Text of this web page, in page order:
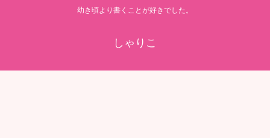
幼き頃より書くことが好きでした。
しゃりこ